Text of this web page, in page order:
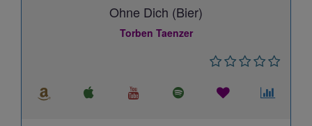
Ohne Dich (Bier)
Torben Taenzer